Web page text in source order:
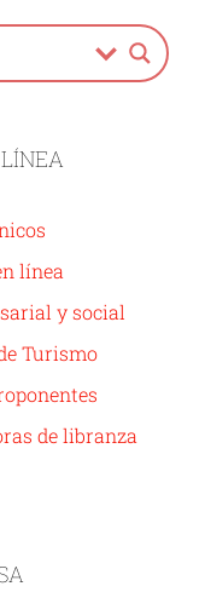
línea
y social
Turismo
de libranza